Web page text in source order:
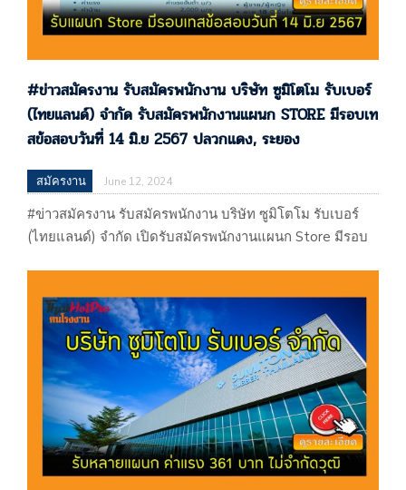
#ข่าวสมัครงาน รับสมัครพนักงาน บริษัท ซูมิโตโม รับเบอร์
(ไทยแลนด์) จำกัด รับสมัครพนักงานแผนก STORE มีรอบเท
สข้อสอบวันที่ 14 มิ.ย 2567 ปลวกแดง, ระยอง
สมัครงาน June 12, 2024
#ข่าวสมัครงาน รับสมัครพนักงาน บริษัท ซูมิโตโม รับเบอร์
(ไทยแลนด์) จำกัด เปิดรับสมัครพนักงานแผนก Store มีรอบ
จำกัด เปิดรับสมัครพนักงานแผนก Store มีรอบเทสข้อสอบวัน
ที่ 14 มิ.ย 2567 ปลวกแดง, ระยอง ประกาศ 12/06/67 …